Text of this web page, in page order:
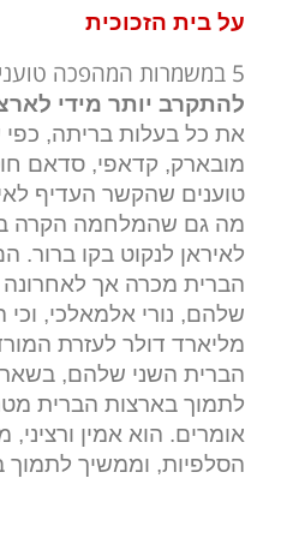
על בית הזכוכית
5 במשמרות המהפכה טוענים עוד
להתקרב יותר מידי
את כל בעלות בריתה,
מובארק, קדאפי, סדאם
טוענים שהקשר העדיף
מה גם שהמלחמה הקרה
לאיראן לנקוט בקו ברור.
הברית מכרה אך
שלהם, נורי אלמאלכי, וכי
מליארד דולר לעזרת
הברית השני שלהם,
לתמוך בארצות הברית
אומרים. הוא אמין ורציני,
הסלפיות, וממשיך